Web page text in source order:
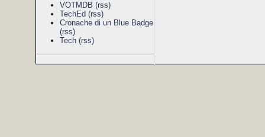
VOTMDB (rss)
TechEd (rss)
Cronache di un Blue Badge
(rss)
Tech (rss)